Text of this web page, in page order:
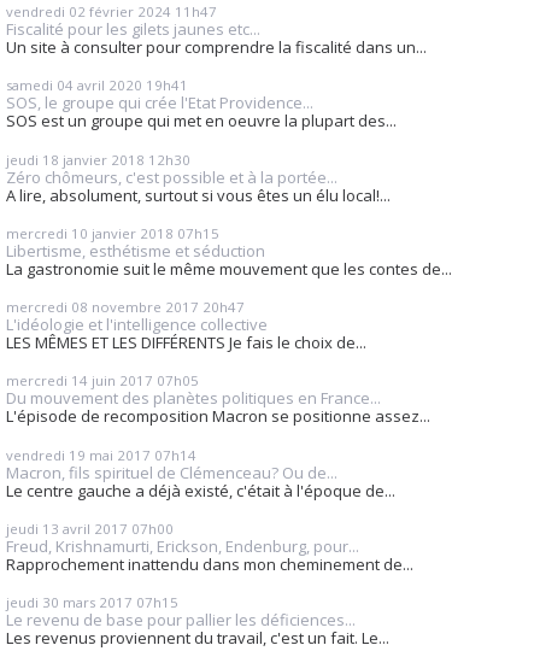
vendredi 02 février 2024 11h47
Fiscalité pour les gilets jaunes etc...
Un site à consulter pour comprendre la fiscalité dans un...
samedi 04 avril 2020 19h41
SOS, le groupe qui crée l'Etat Providence...
SOS est un groupe qui met en oeuvre la plupart des...
jeudi 18 janvier 2018 12h30
Zéro chômeurs, c'est possible et à la portée...
A lire, absolument, surtout si vous êtes un élu local!...
mercredi 10 janvier 2018 07h15
Libertisme, esthétisme et séduction
La gastronomie suit le même mouvement que les contes de...
mercredi 08 novembre 2017 20h47
L'idéologie et l'intelligence collective
LES MÊMES ET LES DIFFÉRENTS Je fais le choix de...
mercredi 14 juin 2017 07h05
Du mouvement des planètes politiques en France...
L'épisode de recomposition Macron se positionne assez...
vendredi 19 mai 2017 07h14
Macron, fils spirituel de Clémenceau? Ou de...
Le centre gauche a déjà existé, c'était à l'époque de...
jeudi 13 avril 2017 07h00
Freud, Krishnamurti, Erickson, Endenburg, pour...
Rapprochement inattendu dans mon cheminement de...
jeudi 30 mars 2017 07h15
Le revenu de base pour pallier les déficiences...
Les revenus proviennent du travail, c'est un fait. Le...